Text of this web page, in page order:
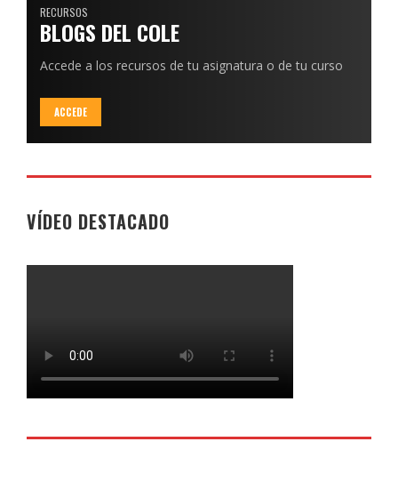
RECURSOS
BLOGS DEL COLE
Accede a los recursos de tu asignatura o de tu curso
ACCEDE
VÍDEO DESTACADO